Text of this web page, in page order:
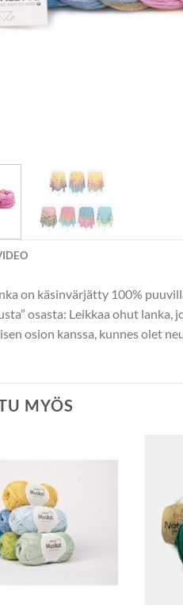
on käsinvärjätty 100%
osasta: Leikkaa ohut lanka,
osion kanssa, kunnes olet
MYÖS